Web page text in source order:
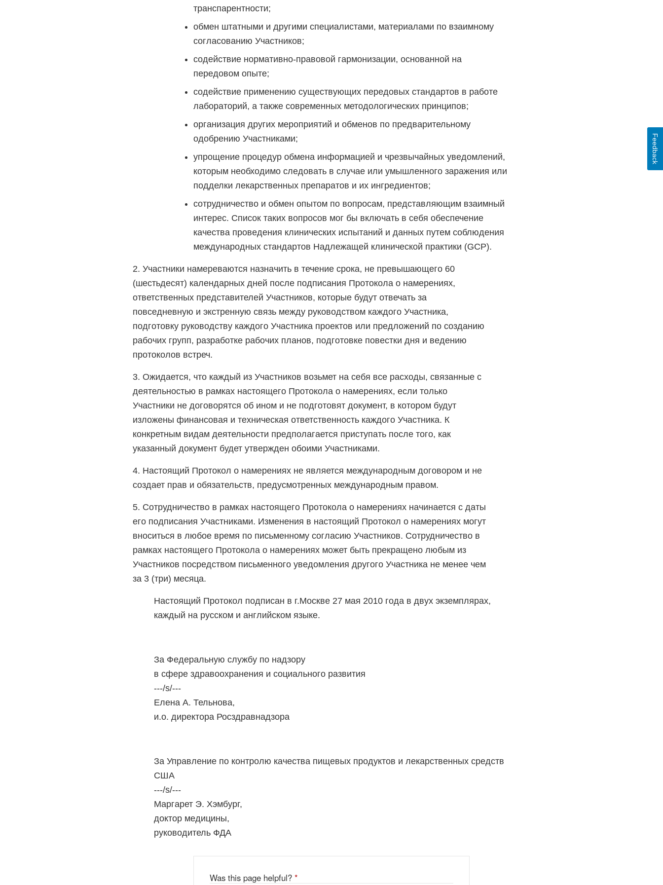
транспарентности;
обмен штатными и другими специалистами, материалами по взаимному
согласованию Участников;
содействие нормативно-правовой гармонизации, основанной на
передовом опыте;
содействие применению существующих передовых стандартов в работе
лабораторий, а также современных методологических принципов;
организация других мероприятий и обменов по предварительному
одобрению Участниками;
упрощение процедур обмена информацией и чрезвычайных уведомлений,
которым необходимо следовать в случае или умышленного заражения или
подделки лекарственных препаратов и их ингредиентов;
сотрудничество и обмен опытом по вопросам, представляющим взаимный
интерес. Список таких вопросов мог бы включать в себя обеспечение
качества проведения клинических испытаний и данных путем соблюдения
международных стандартов Надлежащей клинической практики (GCP).
2. Участники намереваются назначить в течение срока, не превышающего 60
(шестьдесят) календарных дней после подписания Протокола о намерениях,
ответственных представителей Участников, которые будут отвечать за
повседневную и экстренную связь между руководством каждого Участника,
подготовку руководству каждого Участника проектов или предложений по созданию
рабочих групп, разработке рабочих планов, подготовке повестки дня и ведению
протоколов встреч.
3. Ожидается, что каждый из Участников возьмет на себя все расходы, связанные с
деятельностью в рамках настоящего Протокола о намерениях, если только
Участники не договорятся об ином и не подготовят документ, в котором будут
изложены финансовая и техническая ответственность каждого Участника. К
конкретным видам деятельности предполагается приступать после того, как
указанный документ будет утвержден обоими Участниками.
4. Настоящий Протокол о намерениях не является международным договором и не
создает прав и обязательств, предусмотренных международным правом.
5. Сотрудничество в рамках настоящего Протокола о намерениях начинается с даты
его подписания Участниками. Изменения в настоящий Протокол о намерениях могут
вноситься в любое время по письменному согласию Участников. Сотрудничество в
рамках настоящего Протокола о намерениях может быть прекращено любым из
Участников посредством письменного уведомления другого Участника не менее чем
за 3 (три) месяца.
Настоящий Протокол подписан в г.Москве 27 мая 2010 года в двух экземплярах,
каждый на русском и английском языке.
За Федеральную службу по надзору
в сфере здравоохранения и социального развития
---/s/---
Елена А. Тельнова,
и.о. директора Росздравнадзора
За Управление по контролю качества пищевых продуктов и лекарственных средств
США
---/s/---
Маргарет Э. Хэмбург,
доктор медицины,
руководитель ФДА
Was this page helpful? *
Feedback